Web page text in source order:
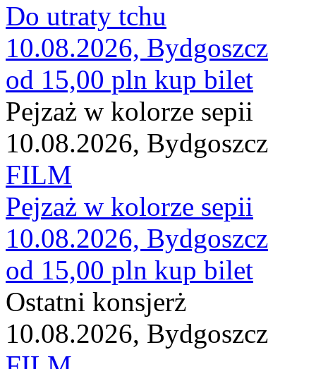
Do utraty tchu
10.08.2026, Bydgoszcz
od 15,00 pln kup bilet
Pejzaż w kolorze sepii
10.08.2026, Bydgoszcz
FILM
Pejzaż w kolorze sepii
10.08.2026, Bydgoszcz
od 15,00 pln kup bilet
Ostatni konsjerż
10.08.2026, Bydgoszcz